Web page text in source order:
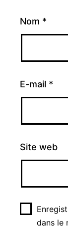
Nom *
E-mail *
Site web
dans le